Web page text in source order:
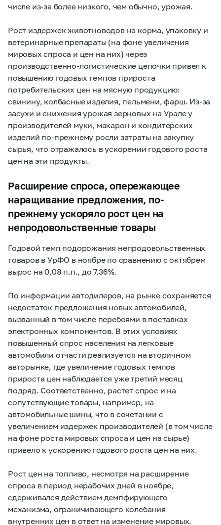
числе из-за более низкого, чем обычно, урожая.
Рост издержек животноводов на корма, упаковку и
ветеринарные препараты (на фоне увеличения
мировых спроса и цен на них) через
производственно-логистические цепочки привел к
повышению годовых темпов прироста
потребительских цен на мясную продукцию:
свинину, колбасные изделия, пельмени, фарш. Из-за
засухи и снижения урожая зерновых на Урале у
производителей муки, макарон и кондитерских
изделий по-прежнему росли затраты на закупку
сырья, что отражалось в ускорении годового роста
цен на эти продукты.
Расширение спроса, опережающее
наращивание предложения, по-
прежнему ускоряло рост цен на
непродовольственные товары
Годовой темп подорожания непродовольственных
товаров в УрФО в ноябре по сравнению с октябрем
вырос на 0,08 п.п., до 7,36%.
По информации автодилеров, на рынке сохраняется
недостаток предложения новых автомобилей,
вызванный в том числе перебоями в поставках
электронных компонентов. В этих условиях
повышенный спрос населения на легковые
автомобили отчасти реализуется на вторичном
авторынке, где увеличение годовых темпов
прироста цен наблюдается уже третий месяц
подряд. Соответственно, растет спрос и на
сопутствующие товары, например, на
автомобильные шины, что в сочетании с
увеличением издержек производителей (в том числе
на фоне роста мировых спроса и цен на сырье)
привело к ускорению годового роста цен на них.
Рост цен на топливо, несмотря на расширение
спроса в период нерабочих дней в ноябре,
сдерживался действием демпфирующего
механизма, ограничивающего колебания
внутренних цен в ответ на изменение мировых.